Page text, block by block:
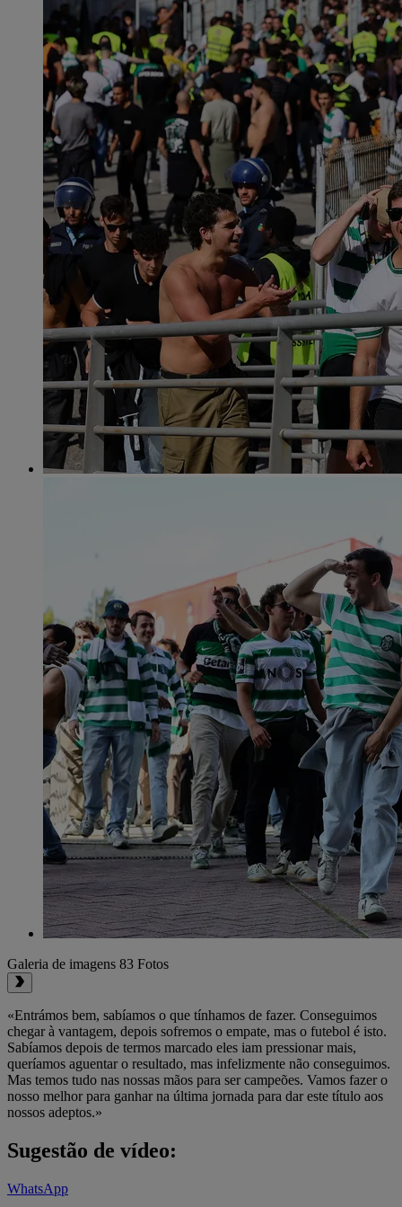
Galeria de imagens 83 Fotos
«Entrámos bem, sabíamos o que tínhamos de fazer. Conseguimos
chegar à vantagem, depois sofremos o empate, mas o futebol é isto.
Sabíamos depois de termos marcado eles iam pressionar mais,
queríamos aguentar o resultado, mas infelizmente não conseguimos.
Mas temos tudo nas nossas mãos para ser campeões. Vamos fazer o
nosso melhor para ganhar na última jornada para dar este título aos
nossos adeptos.»
Sugestão de vídeo:
WhatsApp